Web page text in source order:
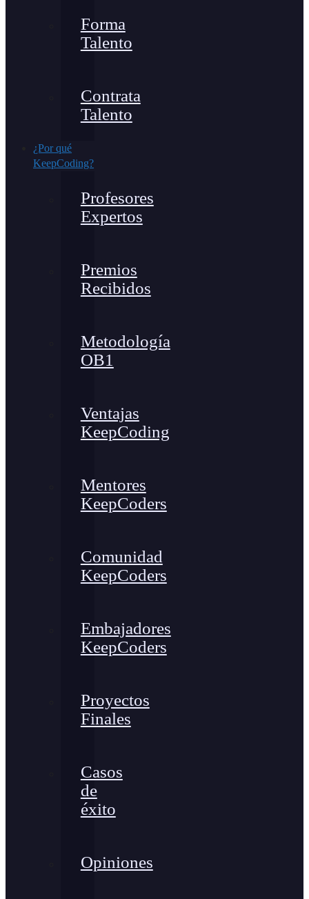
Forma
Talento
Contrata
Talento
¿Por qué
KeepCoding?
Profesores
Expertos
Premios
Recibidos
Metodología
OB1
Ventajas
KeepCoding
Mentores
KeepCoders
Comunidad
KeepCoders
Embajadores
KeepCoders
Proyectos
Finales
Casos
de
éxito
Opiniones